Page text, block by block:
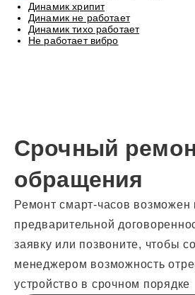
Динамик хрипит
Динамик не работает
Динамик тихо работает
Не работает вибро
Срочный
обращения
Ремонт смарт-часов возможен
предварительной
заявку или позвоните, чтобы
менеджером возможность
устройство в срочном порядке